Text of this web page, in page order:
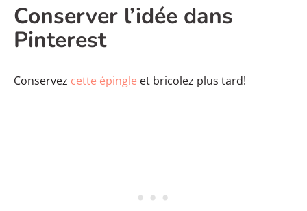
Conserver l’idée dans
Pinterest
Conservez cette épingle et bricolez plus tard!